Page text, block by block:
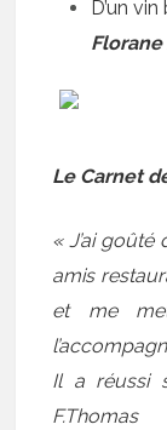
D’un
Florane
Le Carnet
« J’ai
amis
et me
Il a réussi
F.Thomas